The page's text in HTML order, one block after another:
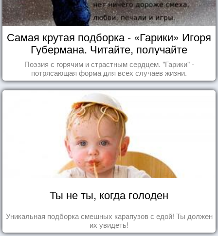
Самая крутая подборка - «Гарики» Игоря
Губермана. Читайте, получайте
удовольствие!
Поэзия с горячим и страстным сердцем. "Гарики" -
потрясающая форма для всех случаев жизни.
Ты не ты, когда голоден
Уникальная подборка смешных карапузов с едой! Ты должен
их увидеть!